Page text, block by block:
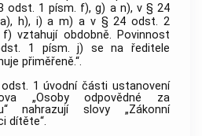
odst. 1 písm. f), g) a n), v § 24
h), i) a m) a v § 24 odst. 2
vztahují obdobně. Povinnost
1 písm. j) se na ředitele
přiměřeně.“.
1 úvodní části ustanovení
„Osoby odpovědné za
nahrazují slovy „Zákonní
dítěte“.